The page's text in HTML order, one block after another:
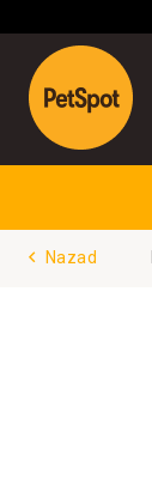
Nazad